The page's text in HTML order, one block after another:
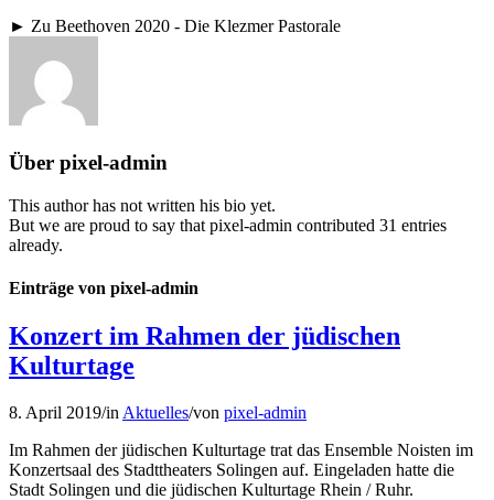
► Zu Beethoven 2020 - Die Klezmer Pastorale
Über pixel-admin
This author has not written his bio yet.
But we are proud to say that pixel-admin contributed 31 entries
already.
Einträge von pixel-admin
Konzert im Rahmen der jüdischen
Kulturtage
8. April 2019/in Aktuelles/von pixel-admin
Im Rahmen der jüdischen Kulturtage trat das Ensemble Noisten im
Konzertsaal des Stadttheaters Solingen auf. Eingeladen hatte die
Stadt Solingen und die jüdischen Kulturtage Rhein / Ruhr.